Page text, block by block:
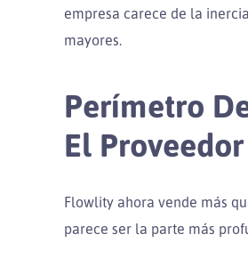
empresa carece de la
mayores.
Perímetro
El Proveedor
Flowlity ahora vende más
parece ser la parte más